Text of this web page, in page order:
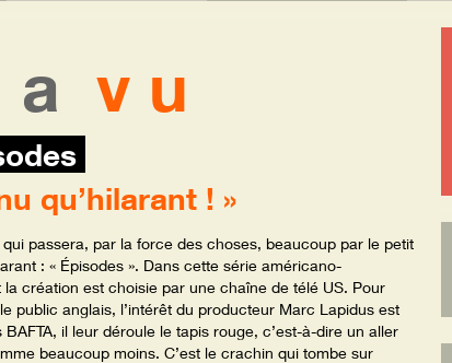
v u
qu’hilarant ! »
passera, par la force des choses, beaucoup par le petit
: « Épisodes ». Dans cette série américano-
création est choisie par une chaîne de télé US. Pour
public anglais, l’intérêt du producteur Marc Lapidus est
il leur déroule le tapis rouge, c’est-à-dire un aller
beaucoup moins. C’est le crachin qui tombe sur